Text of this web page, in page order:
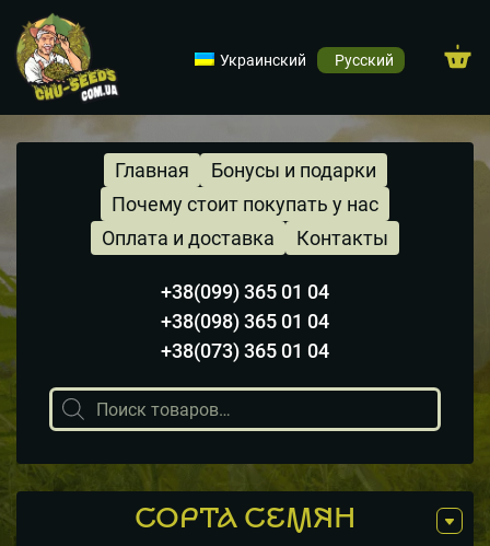
Украинский Русский
Главная
Почему стоит покупать у нас
Бонусы и подарки
Оплата и доставка Контакты
+38(099) 365 01 04
+38(098) 365 01 04
+38(073) 365 01 04
Поиск
товаров
СОРТА СЕМЯН